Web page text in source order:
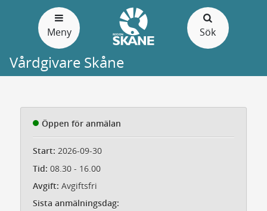
Meny Sök
Vårdgivare Skåne
Öppen för anmälan
Start: 2026-09-30
Tid: 08.30 - 16.00
Avgift: Avgiftsfri
Sista anmälningsdag: